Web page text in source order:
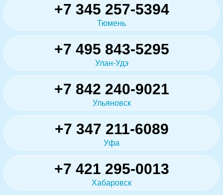
+7 345 257-5394
Тюмень
+7 495 843-5295
Улан-Удэ
+7 842 240-9021
Ульяновск
+7 347 211-6089
Уфа
+7 421 295-0013
Хабаровск